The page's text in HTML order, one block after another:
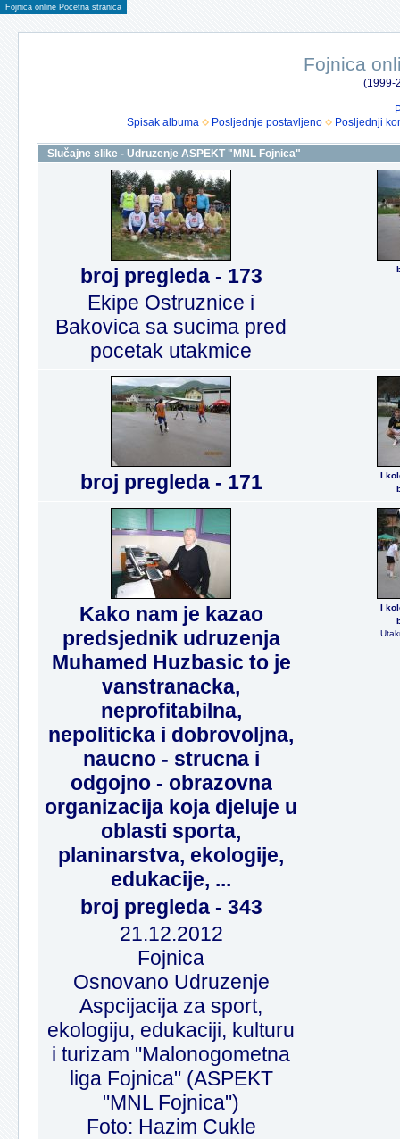
Fojnica online Pocetna stranica
Fojnica
(1999-
Spisak albuma
Posljednje postavljeno Posljednji
Slučajne slike - Udruzenje ASPEKT "MNL Fojnica"
broj pregleda - 173
Ekipe Ostruznice i
Bakovica sa sucima pred
pocetak utakmice
broj pregleda - 171
I
Kako nam je kazao
predsjednik udruzenja
Muhamed Huzbasic to je
vanstranacka,
neprofitabilna,
nepoliticka i dobrovoljna,
naucno - strucna i
odgojno - obrazovna
organizacija koja djeluje u
oblasti sporta,
planinarstva, ekologije,
edukacije, ...
broj pregleda - 343
21.12.2012
Fojnica
Osnovano Udruzenje
Aspcijacija za sport,
ekologiju, edukaciji, kulturu
i turizam "Malonogometna
liga Fojnica" (ASPEKT
"MNL Fojnica")
Foto: Hazim Cukle
I